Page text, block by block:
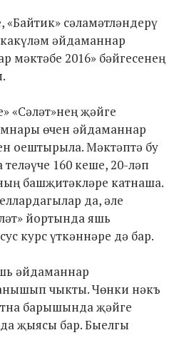
сәламәтләндерү
әйдаманнар
мәктәбе 2016» бәйгесенең
«Сәләт»нең җәйге
өчен әйдаманнар
оештырыла. Мәктәптә бу
160 кеше, 20-ләп
башҗитәкләре катнаша.
да, әле
йортында яшь
курс үткәннәре дә бар.
әйдаманнар
чыкты. Чөнки нәкъ
барышында җәйге
җыясы бар. Быелгы